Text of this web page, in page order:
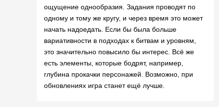
ощущение однообразия. Задания проводят по
одному и тому же кругу, и через время это может
начать надоедать. Если бы была больше
вариативности в подходах к битвам и уровням,
это значительно повысило бы интерес. Всё же
есть элементы, которые бодрят, например,
глубина прокачки персонажей. Возможно, при
обновлениях игра станет ещё лучше.